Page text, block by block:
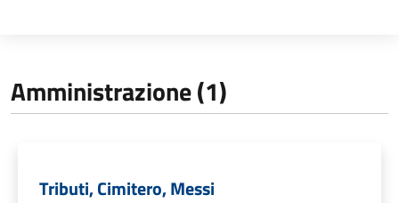
Amministrazione (1)
Tributi, Cimitero, Messi